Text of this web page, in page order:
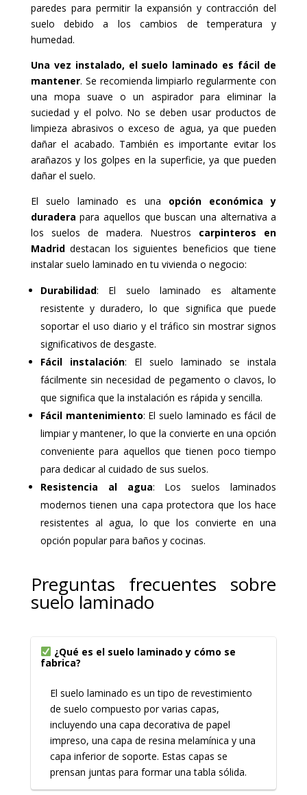
paredes para permitir la expansión y contracción del
suelo debido a los cambios de temperatura y
humedad.
Una vez instalado, el suelo laminado es fácil de
mantener. Se recomienda limpiarlo regularmente con
una mopa suave o un aspirador para eliminar la
suciedad y el polvo. No se deben usar productos de
limpieza abrasivos o exceso de agua, ya que pueden
dañar el acabado. También es importante evitar los
arañazos y los golpes en la superficie, ya que pueden
dañar el suelo.
El suelo laminado es una opción económica y
duradera para aquellos que buscan una alternativa a
los suelos de madera. Nuestros carpinteros en
Madriddestacan los siguientes beneficios que tiene
instalar suelo laminado en tu vivienda o negocio:
Durabilidad: El suelo laminado es altamente
resistente y duradero, lo que significa que puede
soportar el uso diario y el tráfico sin mostrar signos
significativos de desgaste.
Fácil instalación: El suelo laminado se instala
fácilmente sin necesidad de pegamento o clavos, lo
que significa que la instalación es rápida y sencilla.
Fácil mantenimiento: El suelo laminado es fácil de
limpiar y mantener, lo que la convierte en una opción
conveniente para aquellos que tienen poco tiempo
para dedicar al cuidado de sus suelos.
Resistencia al agua: Los suelos laminados
modernos tienen una capa protectora que los hace
resistentes al agua, lo que los convierte en una
opción popular para baños y cocinas.
Preguntas frecuentes sobre
suelo laminado
¿Qué es el suelo laminado y cómo se
fabrica?
El suelo laminado es un tipo de revestimiento
de suelo compuesto por varias capas,
incluyendo una capa decorativa de papel
impreso, una capa de resina melamínica y una
capa inferior de soporte. Estas capas se
prensan juntas para formar una tabla sólida.